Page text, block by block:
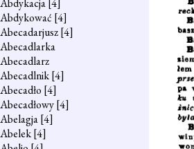
Abdykacja[4]
Abdykować [4]
Abecadarjusz[4]
Abecadlarka
Abecadlarz
Abecadlnik[4]
Abecadło [4]
Abecadłowy[4]
Abelagja[4]
Abelek[4]